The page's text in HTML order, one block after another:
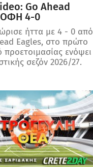
Go Ahead
ΟΦΗ 4-0
ήττα με 4 - 0 από
Eagles, στο πρώτο
προετοιμασίας ενόψει
σεζόν 2026/27.